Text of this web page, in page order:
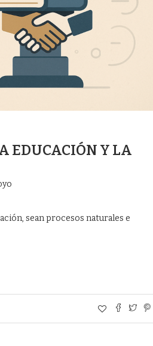
EDUCACIÓN Y LA
sean procesos naturales e